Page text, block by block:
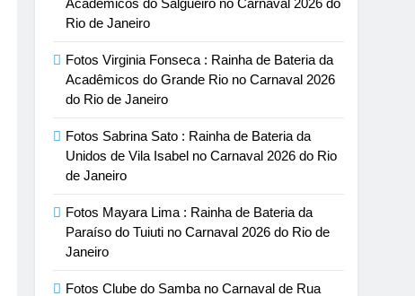
Acadêmicos do Salgueiro no Carnaval 2026 do
Rio de Janeiro
Fotos Virginia Fonseca : Rainha de Bateria da
Acadêmicos do Grande Rio no Carnaval 2026
do Rio de Janeiro
Fotos Sabrina Sato : Rainha de Bateria da
Unidos de Vila Isabel no Carnaval 2026 do Rio
de Janeiro
Fotos Mayara Lima : Rainha de Bateria da
Paraíso do Tuiuti no Carnaval 2026 do Rio de
Janeiro
Fotos Clube do Samba no Carnaval de Rua